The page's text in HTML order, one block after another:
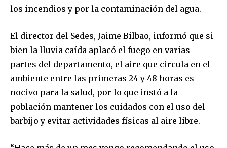
los incendios y por la contaminación del agua.
El director del Sedes, Jaime Bilbao, informó que si
bien la lluvia caída aplacó el fuego en varias
partes del departamento, el aire que circula en el
ambiente entre las primeras 24 y 48 horas es
nocivo para la salud, por lo que instó a la
población mantener los cuidados con el uso del
barbijo y evitar actividades físicas al aire libre.